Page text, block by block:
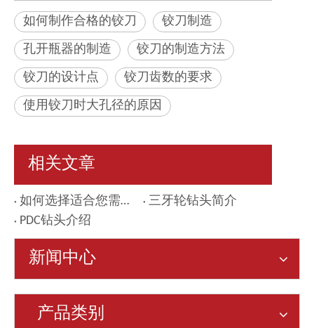
如何制作合格的铰刀 铰刀制造
孔开瓶器的制造 铰刀的制造方法
铰刀的设计点 铰刀齿数的要求
使用铰刀时大孔径的原因
相关文章
如何选择适合您需求的开孔器
三牙轮钻头简介
PDC钻头介绍
新闻中心
产品类别